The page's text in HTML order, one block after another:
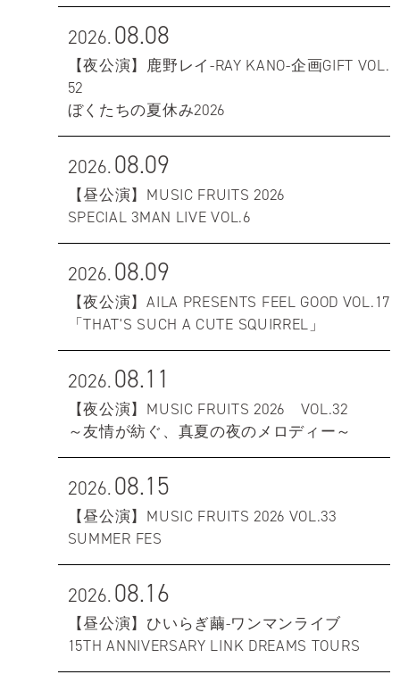
2026.08.08
【夜公演】鹿野レイ-RAY KANO-企画GIFT VOL.
52
ぼくたちの夏休み2026
2026.08.09
【昼公演】MUSIC FRUITS 2026
SPECIAL 3MAN LIVE VOL.6
2026.08.09
【夜公演】AILA PRESENTS FEEL GOOD VOL.17
「THAT'S SUCH A CUTE SQUIRREL」
2026.08.11
【夜公演】MUSIC FRUITS 2026 VOL.32
～友情が紡ぐ、真夏の夜のメロディー～
2026.08.15
【昼公演】MUSIC FRUITS 2026 VOL.33
SUMMER FES
2026.08.16
【昼公演】ひいらぎ繭-ワンマンライブ
15TH ANNIVERSARY LINK DREAMS TOURS